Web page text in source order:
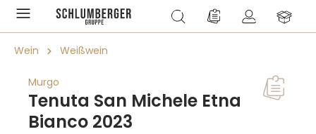
springen Du hast 0 Produkte
Wein Weißwein
Murgo
Tenuta San Michele Etna
Bianco 2023